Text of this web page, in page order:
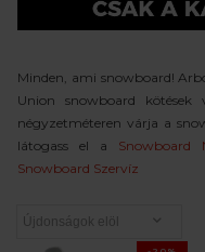
Minden, ami snowboard!
Union snowboard
négyzetméteren várja a
látogass el a Snowboard
Snowboard Szervíz